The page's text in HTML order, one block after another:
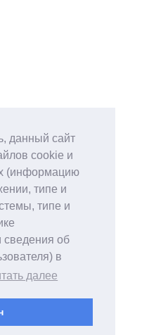
данный сайт
cookie и
(информацию
типе и
типе и
сведения об
в
далее